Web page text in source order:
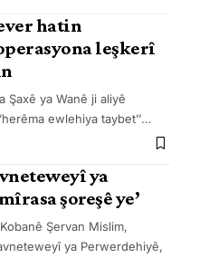
hatin
leşkerî
Şaxê ya Wanê ji aliyê
ewlehiya taybet’’…
ya
şoreşê ye’
Şervan Mislim,
ya Perwerdehiyê,